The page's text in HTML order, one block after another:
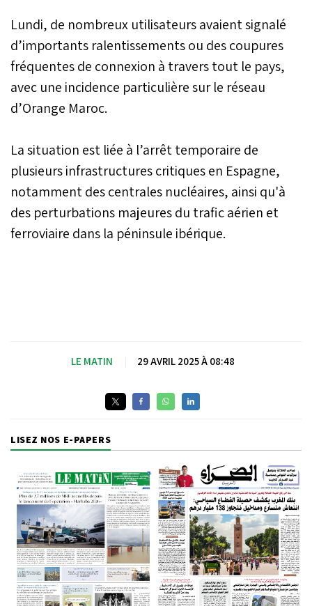
nombreuses personnes
ont remarqué des
fréquentes de connexion.
L'opérateur télécom
pannes de courant
généralisées en Espagne
et au Portugal.
Lundi, de nombreux utilisateurs avaient signalé
d’importants ralentissements ou des coupures
fréquentes de connexion à travers tout le pays,
avec une incidence particulière sur le réseau
d’Orange Maroc.
La situation est liée à l’arrêt temporaire de
plusieurs infrastructures critiques en Espagne,
notamment des centrales nucléaires, ainsi qu'à
des perturbations majeures du trafic aérien et
ferroviaire dans la péninsule ibérique.
LE MATIN 29 AVRIL 2025 À 08:48
LISEZ NOS E-PAPERS